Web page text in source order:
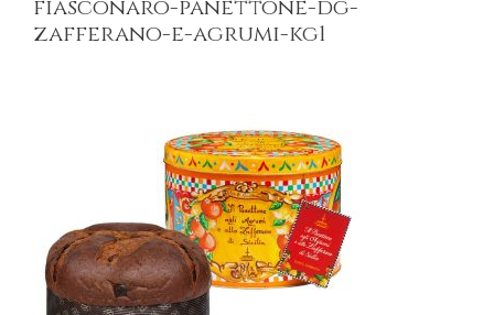
fiasconaro-panettone-dg-
zafferano-e-agrumi-kg1